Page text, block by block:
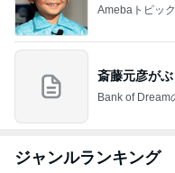
Amebaトピッ
斎藤元彦が
Bank of Dream
ジャンルランキング